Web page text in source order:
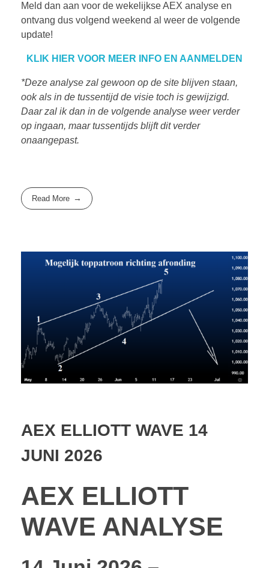
Meld dan aan voor de wekelijkse AEX analyse en
ontvang dus volgend weekend al weer de volgende
update!
KLIK HIER VOOR MEER INFO EN AANMELDEN
*Deze analyse zal gewoon op de site blijven staan,
ook als in de tussentijd de visie toch is gewijzigd.
Daar zal ik dan in de volgende analyse weer verder
op ingaan, maar tussentijds blijft dit verder
onaangepast.
Read More
AEX ELLIOTT WAVE 14
JUNI 2026
AEX ELLIOTT
WAVE ANALYSE